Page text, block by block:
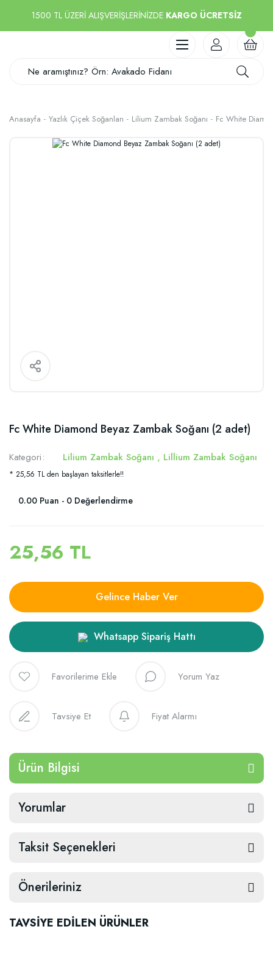
1500 TL ÜZERİ ALIŞVERİŞLERİNİZDE KARGO ÜCRETSİZ
Anasayfa Yazlık Çiçek Soğanları Lilium Zambak Soğanı Fc White
Fc White Diamond Beyaz Zambak Soğanı (2 adet)
Kategori Lilium Zambak Soğanı , Lillium Zambak Soğanı
* 25,56 TL den başlayan taksitlerle!!
0.00 Puan - 0 Değerlendirme
25,56 TL
Gelince Haber Ver
Whatsapp Sipariş Hattı
Yorum Yaz
Tavsiye Et Fiyat Alarmı
Ürün Bilgisi
Yorumlar
Taksit Seçenekleri
Önerileriniz
TAVSİYE EDİLEN ÜRÜNLER